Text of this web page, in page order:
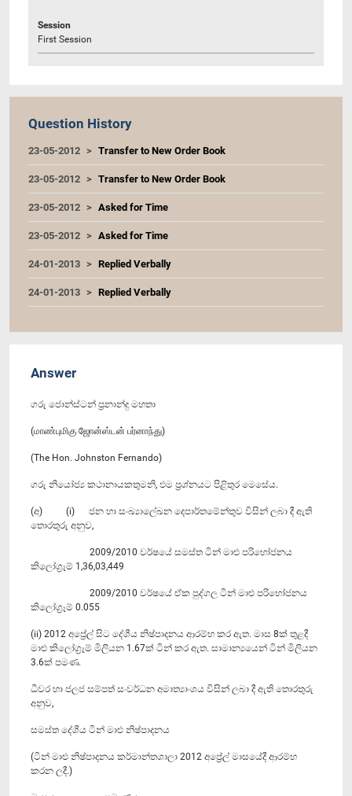
Session
First Session
Question History
23-05-2012 Transfer to New Order Book
23-05-2012 Transfer to New Order Book
23-05-2012 Asked for Time
23-05-2012 Asked for Time
24-01-2013 Replied Verbally
24-01-2013 Replied Verbally
Answer
ගරු ජොන්ස්ටන් ප්‍රනාන්දු මහතා
(மாண்புமிகு ஜோன்ஸ்டன் பர்னாந்து)
(The Hon. Johnston Fernando)
ගරු නියෝජ්‍ය කථානායකතුමනි, එම ප්‍රශ්නයට පිළිතුර මෙසේය.
(අ) (i) ජන හා සංඛ්‍යාලේඛන දෙපාර්තමේන්තුව විසින් ලබා දී ඇති
තොරතුරු අනුව,
2009/2010 වර්ෂයේ සමස්ත ටින් මාළු පරිභෝජනය
කිලෝග්‍රෑම් 1,36,03,449
2009/2010 වර්ෂයේ ඒක පුද්ගල ටින් මාළු පරිභෝජනය
කිලෝග්‍රෑම් 0.055
(ii) 2012 අප්‍රේල් සිට දේශීය නිෂ්පාදනය ආරම්භ කර ඇත. මාස 8ක් තුළදී
මාළු කිලෝග්‍රෑම් මිලියන 1.67ක් ටින් කර ඇත. සාමාන්‍යයෙන් ටින් මිලියන
3.6ක් පමණ.
ධීවර හා ජලජ සම්පත් සංවර්ධන අමාත්‍යාංශය විසින් ලබා දී ඇති තොරතුරු
අනුව,
සමස්ත දේශීය ටින් මාළු නිෂ්පාදනය
(ටින් මාළු නිෂ්පාදනය කර්මාන්තශාලා 2012 අප්‍රේල් මාසයේදී ආරම්භ
කරන ලදී.)